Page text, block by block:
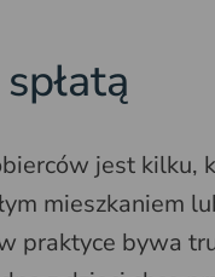
jest kilku,
mieszkaniem
praktyce bywa